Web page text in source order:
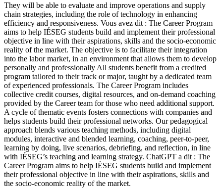
They will be able to evaluate and improve operations and supply
chain strategies, including the role of technology in enhancing
efficiency and responsiveness. Vous avez dit : The Career Program
aims to help IÉSEG students build and implement their professional
objective in line with their aspirations, skills and the socio-economic
reality of the market. The objective is to facilitate their integration
into the labor market, in an environment that allows them to develop
personally and professionally All students benefit from a credited
program tailored to their track or major, taught by a dedicated team
of experienced professionals. The Career Program includes
collective credit courses, digital resources, and on-demand coaching
provided by the Career team for those who need additional support.
A cycle of thematic events fosters connections with companies and
helps students build their professional networks. Our pedagogical
approach blends various teaching methods, including digital
modules, interactive and blended learning, coaching, peer-to-peer,
learning by doing, live scenarios, debriefing, and reflection, in line
with IÉSEG’s teaching and learning strategy. ChatGPT a dit : The
Career Program aims to help IÉSEG students build and implement
their professional objective in line with their aspirations, skills and
the socio-economic reality of the market.